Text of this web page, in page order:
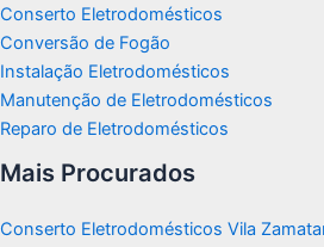
Conserto Eletrodomésticos
Conversão de Fogão
Instalação Eletrodomésticos
Manutenção de Eletrodomésticos
Reparo de Eletrodomésticos
Mais Procurados
Conserto Eletrodomésticos Vila